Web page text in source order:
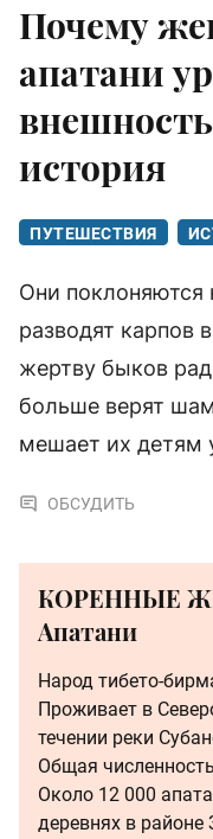
Почему
апатани
история
ПУТЕШЕСТВИЯ
Они поклоняются
разводят карпов
жертву быков
больше верят
мешает их детям
ОБСУДИТЬ
КОРЕННЫЕ
Апатани
Народ тибето-
Проживает в
течении реки
Общая
Около 12 000
деревнях в районе